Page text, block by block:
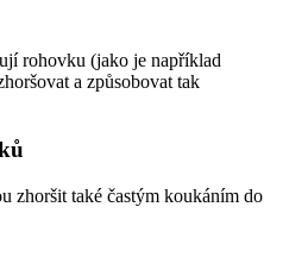
rohovku (jako je například
a způsobovat tak
zhoršit také častým koukáním do